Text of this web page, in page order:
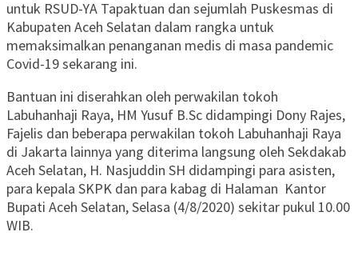
untuk RSUD-YA Tapaktuan dan sejumlah Puskesmas di
Kabupaten Aceh Selatan dalam rangka untuk
memaksimalkan penanganan medis di masa pandemic
Covid-19 sekarang ini.
Bantuan ini diserahkan oleh perwakilan tokoh
Labuhanhaji Raya, HM Yusuf B.Sc didampingi Dony Rajes,
Fajelis dan beberapa perwakilan tokoh Labuhanhaji Raya
di Jakarta lainnya yang diterima langsung oleh Sekdakab
Aceh Selatan, H. Nasjuddin SH didampingi para asisten,
para kepala SKPK dan para kabag di Halaman Kantor
Bupati Aceh Selatan, Selasa (4/8/2020) sekitar pukul 10.00
WIB.